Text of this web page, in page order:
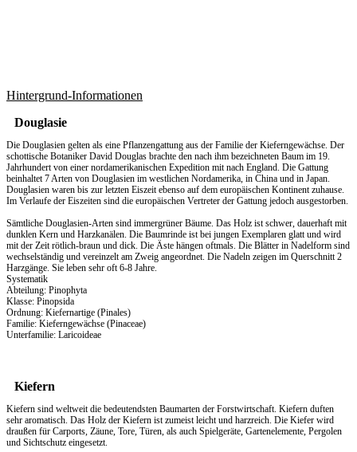
Hintergrund-Informationen
Douglasie
Die Douglasien gelten als eine Pflanzengattung aus der Familie der Kieferngewächse. Der
schottische Botaniker David Douglas brachte den nach ihm bezeichneten Baum im 19.
Jahrhundert von einer nordamerikanischen Expedition mit nach England. Die Gattung
beinhaltet 7 Arten von Douglasien im westlichen Nordamerika, in China und in Japan.
Douglasien waren bis zur letzten Eiszeit ebenso auf dem europäischen Kontinent zuhause.
Im Verlaufe der Eiszeiten sind die europäischen Vertreter der Gattung jedoch ausgestorben.
Sämtliche Douglasien-Arten sind immergrüner Bäume. Das Holz ist schwer, dauerhaft mit
dunklen Kern und Harzkanälen. Die Baumrinde ist bei jungen Exemplaren glatt und wird
mit der Zeit rötlich-braun und dick. Die Äste hängen oftmals. Die Blätter in Nadelform sind
wechselständig und vereinzelt am Zweig angeordnet. Die Nadeln zeigen im Querschnitt 2
Harzgänge. Sie leben sehr oft 6-8 Jahre.
Systematik
Abteilung: Pinophyta
Klasse: Pinopsida
Ordnung: Kiefernartige (Pinales)
Familie: Kieferngewächse (Pinaceae)
Unterfamilie: Laricoideae
Kiefern
Kiefern sind weltweit die bedeutendsten Baumarten der Forstwirtschaft. Kiefern duften
sehr aromatisch. Das Holz der Kiefern ist zumeist leicht und harzreich. Die Kiefer wird
draußen für Carports, Zäune, Tore, Türen, als auch Spielgeräte, Gartenelemente, Pergolen
und Sichtschutz eingesetzt.